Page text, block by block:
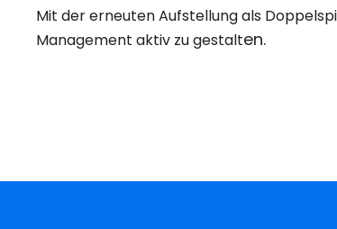
Mit der erneuten Aufstellung als
Management aktiv zu gestalten.